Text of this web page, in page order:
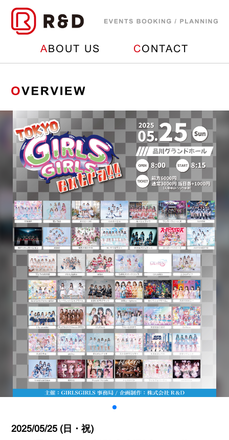
ABOUT US CONTACT
2025/05/25 (日・祝)